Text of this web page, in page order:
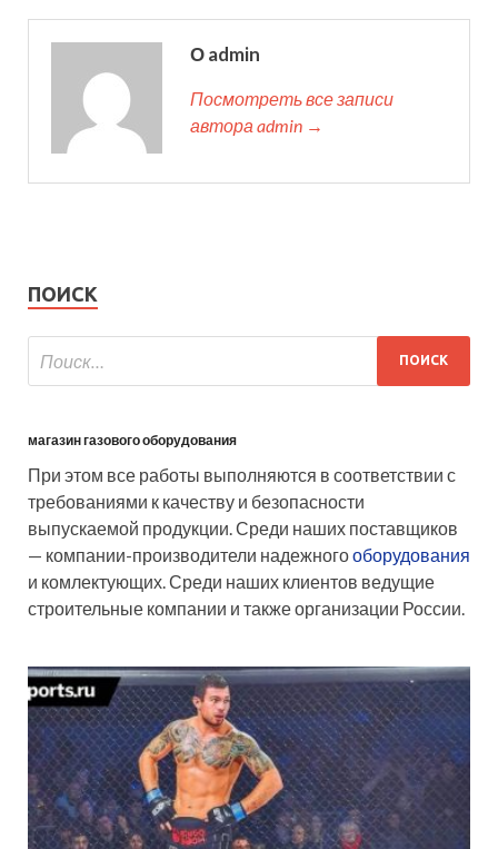
О admin
Посмотреть все записи
автора admin →
ПОИСК
магазин газового оборудования
При этом все работы выполняются в соответствии с
требованиями к качеству и безопасности
выпускаемой продукции. Среди наших поставщиков
— компании-производители надежногооборудования
и комлектующих. Среди наших клиентов ведущие
строительные компании и также организации России.